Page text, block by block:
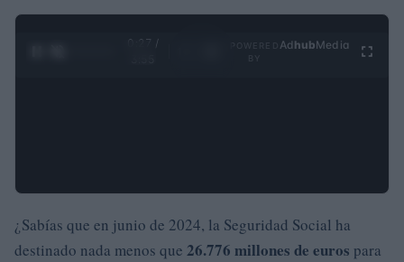
0:28 /
Ad hubMedia
¿Sabías que en junio de 2024, la Seguridad Social ha
destinado nada menos que 26.776 millones de euros para